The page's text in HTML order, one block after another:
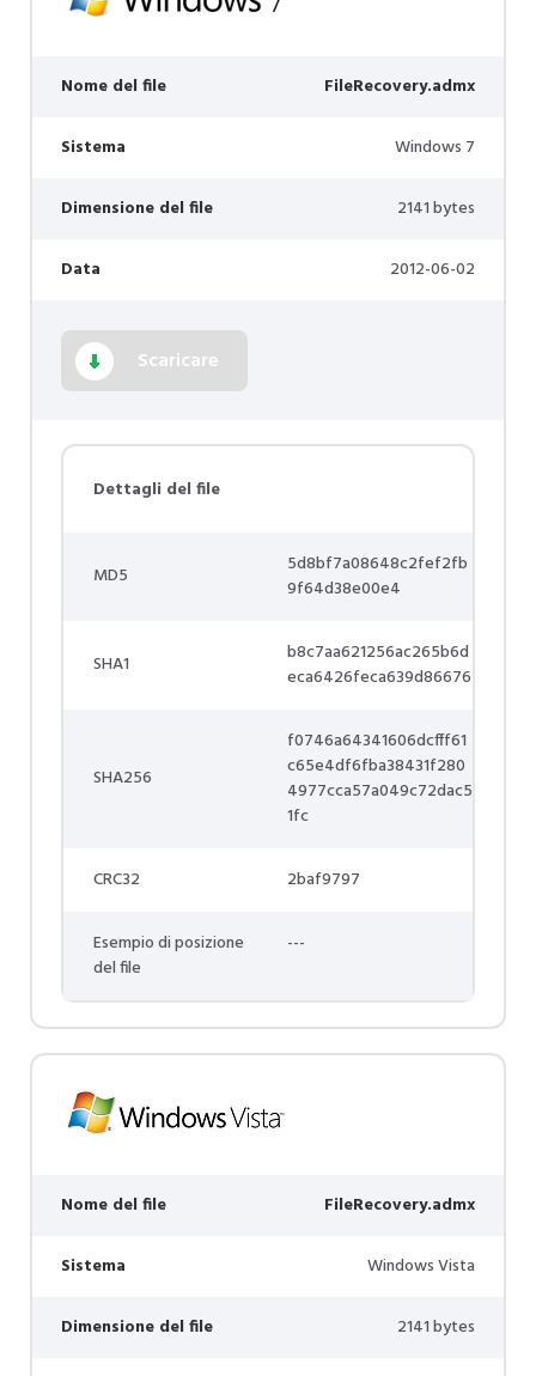
Nome del file FileRecovery.admx
Sistema Windows 7
Dimensione del file 2141 bytes
Data 2012-06-02
Scaricare
Dettagli del file
MD5
5d8bf7a08648c2fef2fb
9f64d38e00e4
SHA1
b8c7aa621256ac265b6d
eca6426feca639d86676
SHA256
f0746a64341606dcfff61
c65e4df6fba38431f280
4977cca57a049c72dac5
1fc
CRC32 2baf9797
Esempio di posizione
del file
---
Nome del file FileRecovery.admx
Sistema Windows Vista
Dimensione del file 2141 bytes